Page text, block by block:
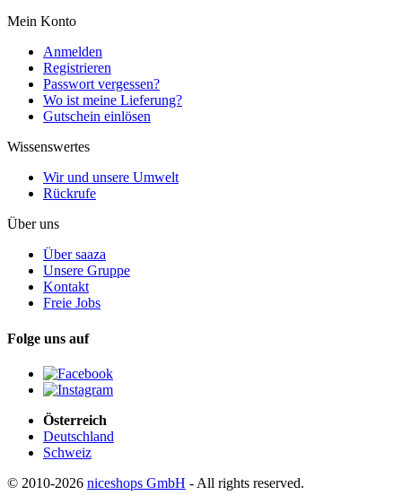
Mein Konto
Anmelden
Registrieren
Passwort vergessen?
Wo ist meine Lieferung?
Gutschein einlösen
Wissenswertes
Wir und unsere Umwelt
Rückrufe
Über uns
Über saaza
Unsere Gruppe
Kontakt
Freie Jobs
Folge uns auf
Österreich
Deutschland
Schweiz
© 2010-2026 niceshops GmbH - All rights reserved.